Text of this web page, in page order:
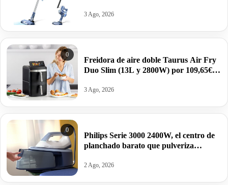
3 Ago, 2026
0
Freidora de aire doble Taurus Air Fry
Duo Slim (13L y 2800W) por 109,65€
3 Ago, 2026
0
Philips Serie 3000 2400W, el centro de
planchado barato que pulveriza
114,26€.
2 Ago, 2026